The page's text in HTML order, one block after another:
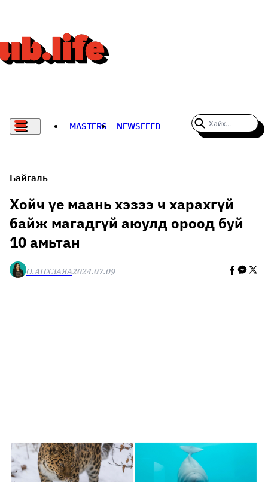
MASTERS NEWSFEED
THE NEW YORK TIMES
НАДАД НЭГ САНАЛ БАЙНА
Байгаль
Хойч үе маань хэзээ ч харахгүй
байж магадгүй аюулд ороод буй
10 амьтан
О.АНХЗАЯА2024.07.09